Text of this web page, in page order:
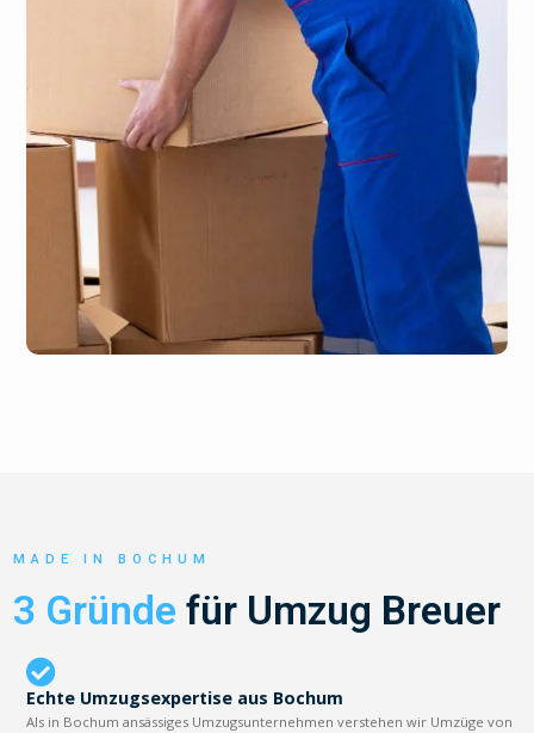
MADE IN BOCHUM
3 Gründe für Umzug Breuer
Echte Umzugsexpertise aus Bochum
Als in Bochum ansässiges Umzugsunternehmen verstehen wir Umzüge von